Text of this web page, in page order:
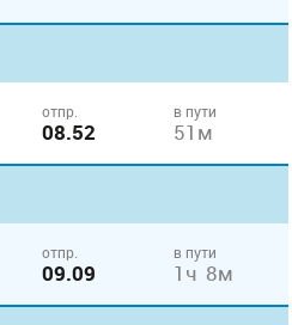
отпр.
08.52
в пути
51м
отпр.
09.09
в пути
1ч 8м